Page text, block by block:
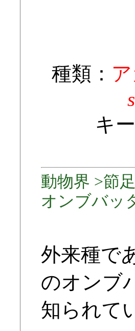
種類：
キ
動物界 >節
オンブバッ
外来種で
のオンブ
知られて